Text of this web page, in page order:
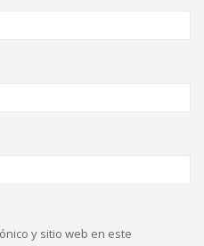
y sitio web en este